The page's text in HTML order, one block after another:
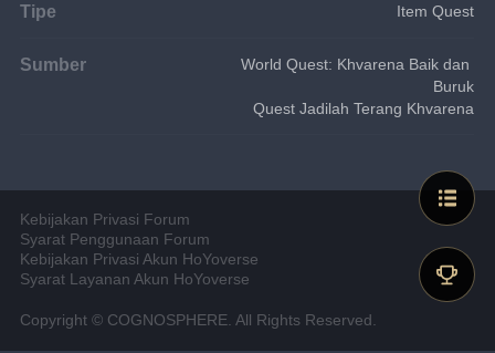
Tipe Item Quest
Sumber
World Quest: Khvarena Baik dan
Buruk
Quest Jadilah Terang Khvarena
Kebijakan Privasi Forum
Syarat Penggunaan Forum
Kebijakan Privasi Akun HoYoverse
Syarat Layanan Akun HoYoverse
Copyright © COGNOSPHERE. All Rights Reserved.